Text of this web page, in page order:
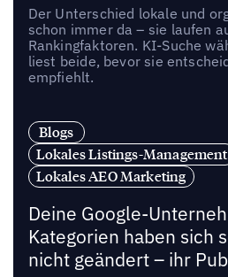
Der Unterschied lokale und
schon immer da – sie laufen
Rankingfaktoren. KI-Suche
liest beide, bevor sie
empfiehlt.
Blogs
Lokales Listings-Management
Lokales AEO Marketing
Deine Google-
Kategorien haben sich
nicht geändert – ihr